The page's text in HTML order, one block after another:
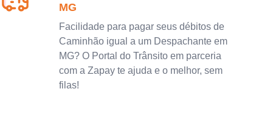
MG
Facilidade para pagar seus débitos de
Caminhão igual a um Despachante em
MG? O Portal do Trânsito em parceria
com a Zapay te ajuda e o melhor, sem
filas!